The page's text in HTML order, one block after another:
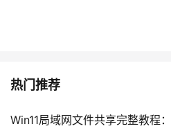
热门推荐
Win11局域网文件共享完整教程